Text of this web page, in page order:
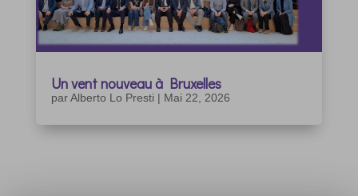
Un vent nouveau à Bruxelles
parAlberto Lo Presti | Mai 22, 2026